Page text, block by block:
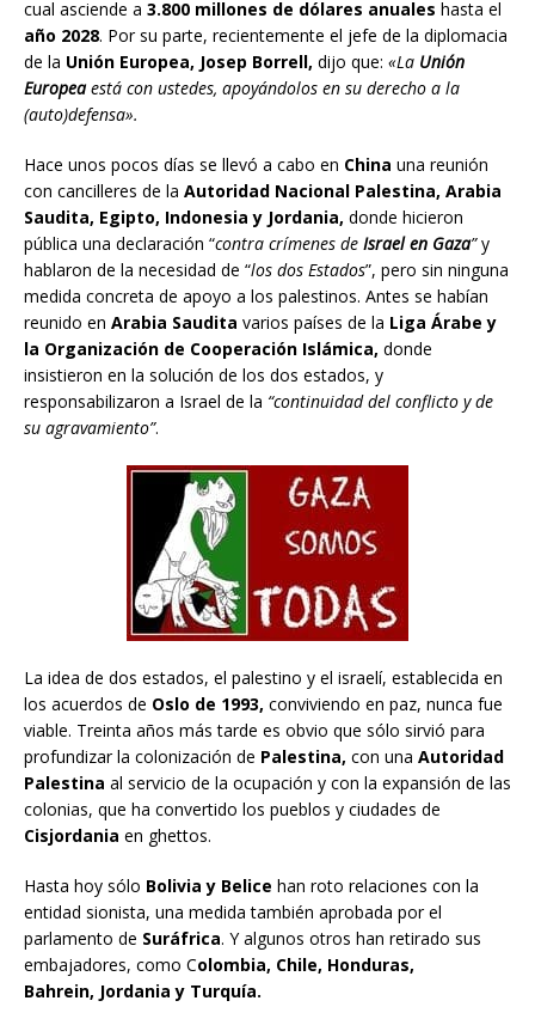
cual asciende a 3.800 millones de dólares anuales hasta el
año 2028. Por su parte, recientemente el jefe de la diplomacia
de la Unión Europea, Josep Borrell, dijo que: «La Unión
Europeaestá con ustedes, apoyándolos en su derecho a la
(auto)defensa».
Hace unos pocos días se llevó a cabo en China una reunión
con cancilleres de la Autoridad Nacional Palestina, Arabia
Saudita, Egipto, Indonesia y Jordania, donde hicieron
pública una declaración “contra crímenes de Israel en Gaza”y
hablaron de la necesidad de “los dos Estados”, pero sin ninguna
medida concreta de apoyo a los palestinos. Antes se habían
reunido en Arabia Saudita varios países de la Liga Árabe y
la Organización de Cooperación Islámica, donde
insistieron en la solución de los dos estados, y
responsabilizaron a Israel de la “continuidad del conflicto y de
su agravamiento”.
La idea de dos estados, el palestino y el israelí, establecida en
los acuerdos de Oslo de 1993, conviviendo en paz, nunca fue
viable. Treinta años más tarde es obvio que sólo sirvió para
profundizar la colonización de Palestina, con una Autoridad
Palestina al servicio de la ocupación y con la expansión de las
colonias, que ha convertido los pueblos y ciudades de
Cisjordania en ghettos.
Hasta hoy sólo Bolivia y Belice han roto relaciones con la
entidad sionista, una medida también aprobada por el
parlamento de Suráfrica. Y algunos otros han retirado sus
embajadores, como Colombia, Chile, Honduras,
Bahrein, Jordania y Turquía.